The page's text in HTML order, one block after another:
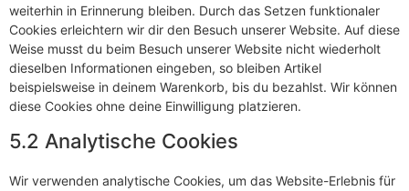
weiterhin in Erinnerung bleiben. Durch das Setzen funktionaler
Cookies erleichtern wir dir den Besuch unserer Website. Auf diese
Weise musst du beim Besuch unserer Website nicht wiederholt
dieselben Informationen eingeben, so bleiben Artikel
beispielsweise in deinem Warenkorb, bis du bezahlst. Wir können
diese Cookies ohne deine Einwilligung platzieren.
5.2 Analytische Cookies
Wir verwenden analytische Cookies, um das Website-Erlebnis für